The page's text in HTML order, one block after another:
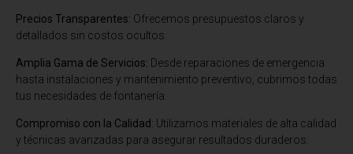
Precios Transparentes: Ofrecemos presupuestos claros y
detallados sin costos ocultos.
Amplia Gama de Servicios: Desde reparaciones de emergencia
hasta instalaciones y mantenimiento preventivo, cubrimos todas
tus necesidades de fontanería.
Compromiso con la Calidad: Utilizamos materiales de alta calidad
y técnicas avanzadas para asegurar resultados duraderos.